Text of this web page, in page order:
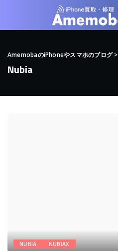
AmemobaのiPhoneやスマホのブログ>
Nubia
NUBIA NUBIAX